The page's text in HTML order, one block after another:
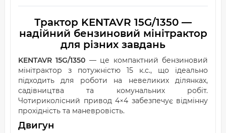
Трактор KENTAVR 15G/1350 —
надійний бензиновий мінітрактор
для різних завдань
KENTAVR 15G/1350 — це компактний бензиновий
мінітрактор з потужністю 15 к.с., що ідеально
підходить для роботи на невеликих ділянках,
садівництва та комунальних робіт.
Чотириколісний привод 4×4 забезпечує відмінну
прохідність та маневровість.
Двигун